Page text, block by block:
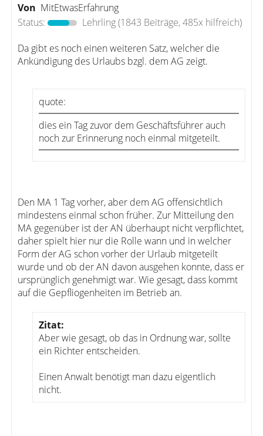
Von MitEtwasErfahrung
Status:
Lehrling(1843 Beiträge, 485x hilfreich)
Da gibt es noch einen weiteren Satz, welcher die
Ankündigung des Urlaubs bzgl. dem AG zeigt.
quote:
dies ein Tag zuvor dem Geschäftsführer auch
noch zur Erinnerung noch einmal mitgeteilt.
Den MA 1 Tag vorher, aber dem AG offensichtlich
mindestens einmal schon früher. Zur Mitteilung den
MA gegenüber ist der AN überhaupt nicht verpflichtet,
daher spielt hier nur die Rolle wann und in welcher
Form der AG schon vorher der Urlaub mitgeteilt
wurde und ob der AN davon ausgehen konnte, dass er
ursprünglich genehmigt war. Wie gesagt, dass kommt
auf die Gepfliogenheiten im Betrieb an.
Zitat:
Aber wie gesagt, ob das in Ordnung war, sollte
ein Richter entscheiden.
Einen Anwalt benötigt man dazu eigentlich
nicht.